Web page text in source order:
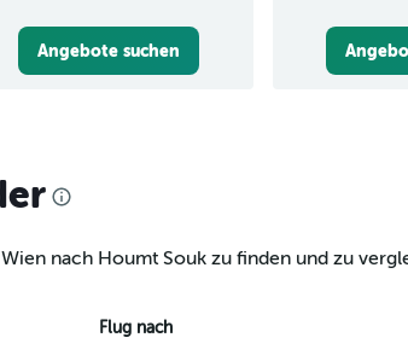
Angebote suchen
nach Houmt Souk zu finden und zu
Flug nach